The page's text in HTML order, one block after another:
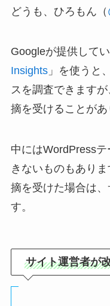
どうも、ひろもん（
Googleが提供して
Insights」を使うと
スを調査できます
摘を受けることがあ
中にはWordPress
きないものもあり
摘を受けた場合は
す。
サイト運営者が